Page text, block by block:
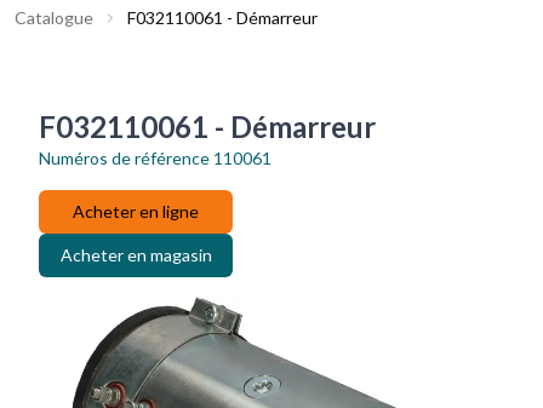
Catalogue F032110061 - Démarreur
F032110061 - Démarreur
Numéros de référence 110061
Acheter en ligne
Acheter en magasin